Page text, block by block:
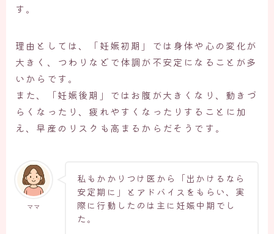
す。
理由としては、「妊娠初期」では身体や心の変化が
大きく、つわりなどで体調が不安定になることが多
いからです。
また、「妊娠後期」ではお腹が大きくなり、動きづ
らくなったり、疲れやすくなったりすることに加
え、早産のリスクも高まるからだそうです。
ママ
私もかかりつけ医から「出かけるなら
安定期に」とアドバイスをもらい、実
際に行動したのは主に妊娠中期でし
た。